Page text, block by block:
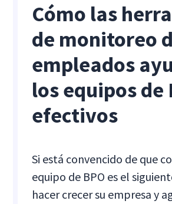
Cómo las
de monitoreo
empleados
los equipos de
efectivos
Si está convencido de que
equipo de BPO es el
hacer crecer su empresa y